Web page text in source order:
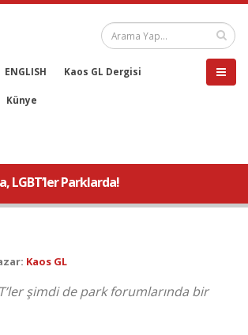
ENGLISH Kaos GL Dergisi
Künye
LGBT’ler Parklarda!
Kaos GL
şimdi de park forumlarında bir